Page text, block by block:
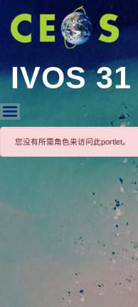
IVOS 31
IVOS 31
您没有所需角色来访问此portlet。